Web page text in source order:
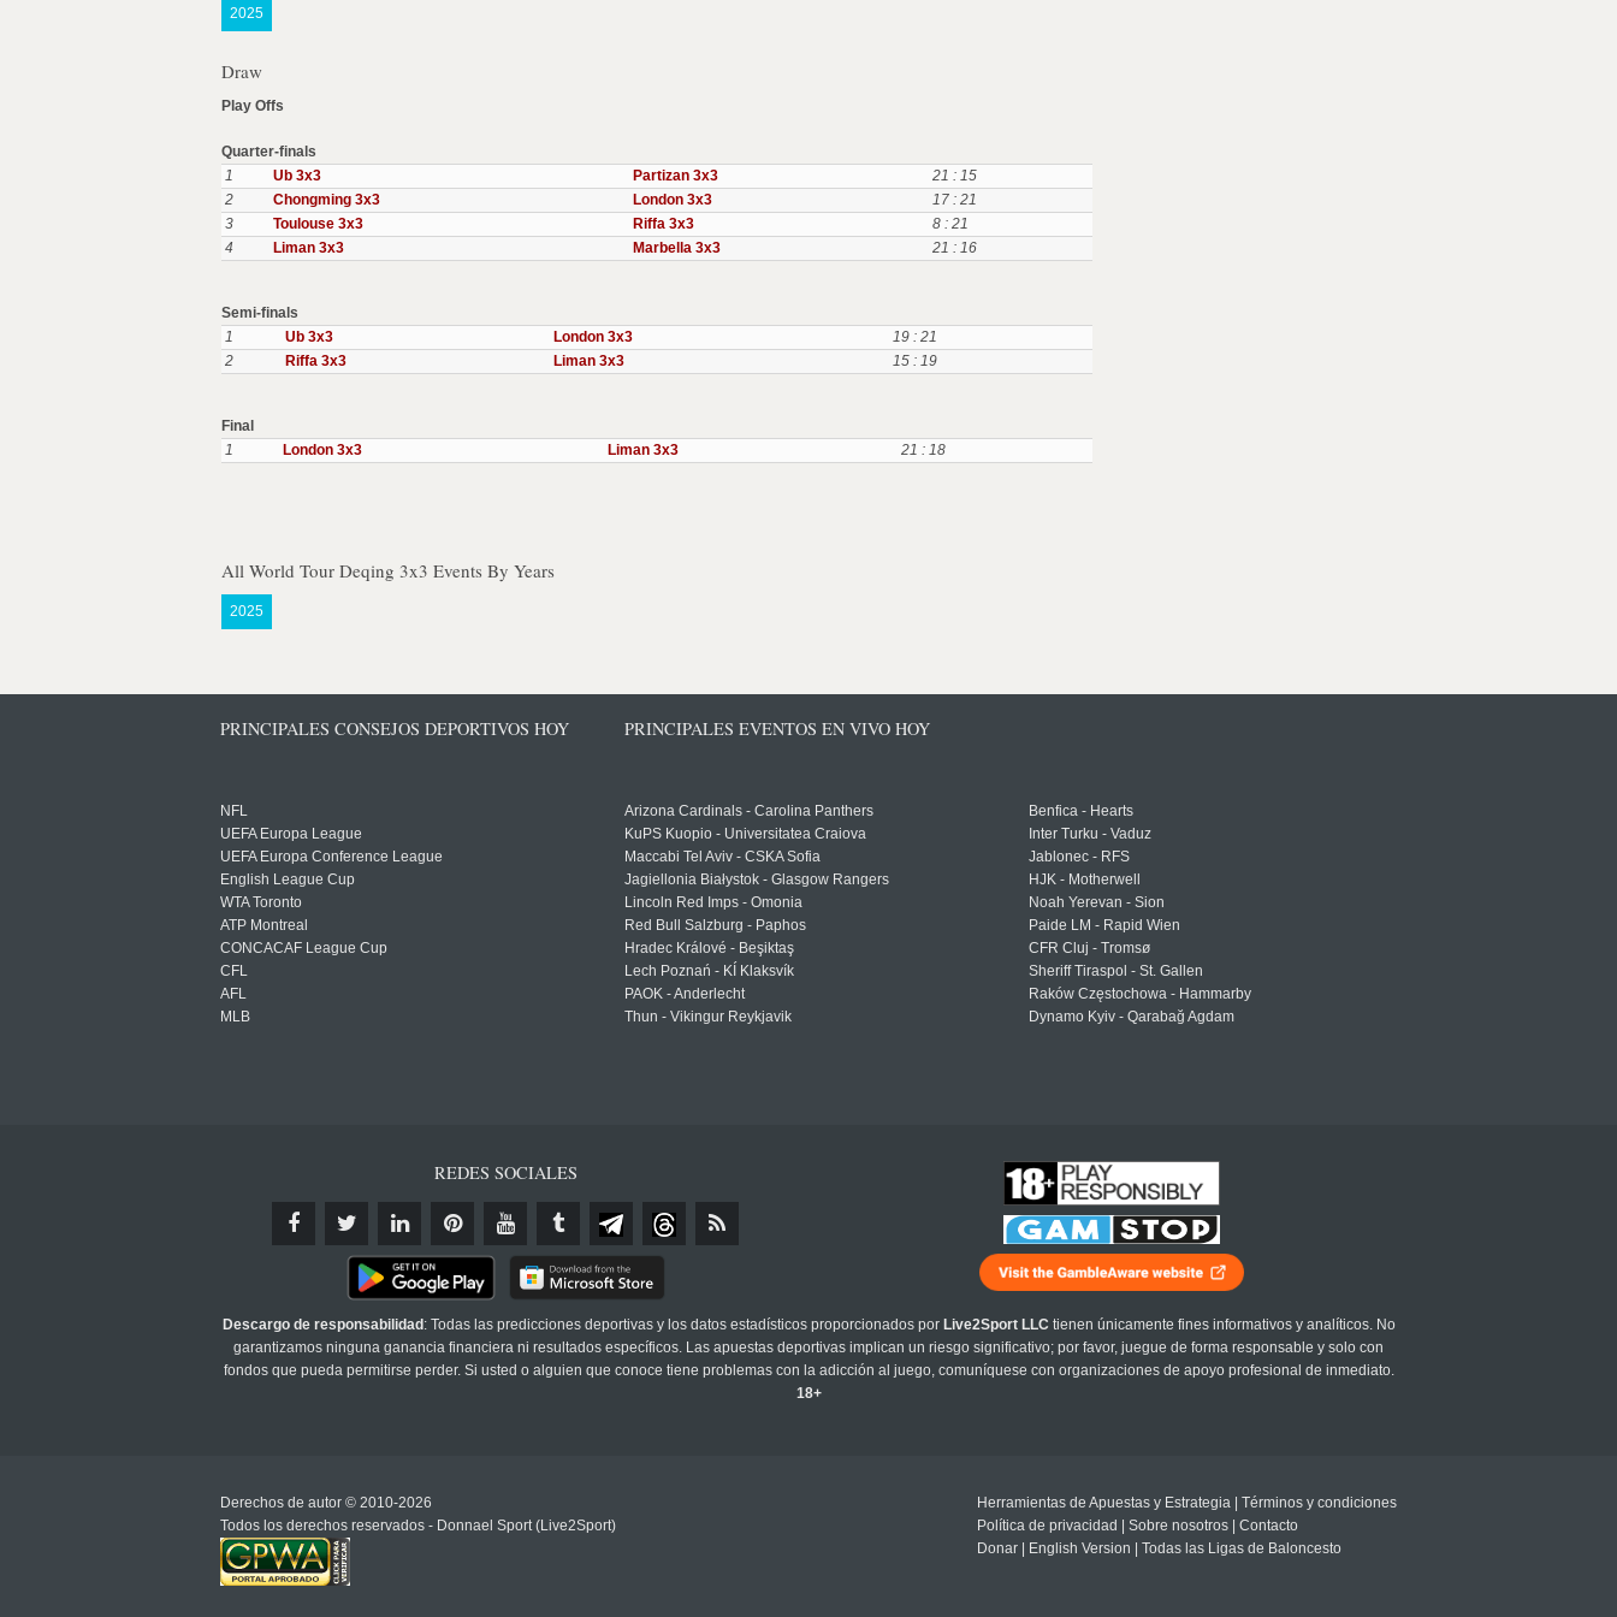
2025
Draw
Play Offs
Quarter-finals
1
Ub 3x3 Partizan 3x3
21 : 15
2
Chongming 3x3 London 3x3
17 : 21
3
Toulouse 3x3 Riffa 3x3
8 : 21
4
Liman 3x3 Marbella 3x3 21 : 16
Semi-finals
1
Ub 3x3 London 3x3
19 : 21
2
Riffa 3x3 Liman 3x3 15 : 19
Final
1
London 3x3 Liman 3x3 21 : 18
All World Tour Deqing 3x3 Events By Years
2025
PRINCIPALES CONSEJOS DEPORTIVOS HOY
NFL
UEFA Europa League
UEFA Europa Conference League
English League Cup
WTA Toronto
ATP Montreal
CONCACAF League Cup
CFL
AFL
MLB
PRINCIPALES EVENTOS EN VIVO HOY
Arizona Cardinals - Carolina Panthers
KuPS Kuopio - Universitatea Craiova
Maccabi Tel Aviv - CSKA Sofia
Jagiellonia Białystok - Glasgow Rangers
Lincoln Red Imps - Omonia
Red Bull Salzburg - Paphos
Hradec Králové - Beşiktaş
Lech Poznań - KÍ Klaksvík
PAOK - Anderlecht
Thun - Vikingur Reykjavik
Benfica - Hearts
Inter Turku - Vaduz
Jablonec - RFS
HJK - Motherwell
Noah Yerevan - Sion
Paide LM - Rapid Wien
CFR Cluj - Tromsø
Sheriff Tiraspol - St. Gallen
Raków Częstochowa - Hammarby
Dynamo Kyiv - Qarabağ Agdam
REDES SOCIALES
Descargo de responsabilidad : Todas las predicciones deportivas y los datos estadísticos proporcionados por Live2Sport LLC tienen únicamente fines informativos y analíticos. No
garantizamos ninguna ganancia financiera ni resultados específicos. Las apuestas deportivas implican un riesgo significativo; por favor, juegue de forma responsable y solo con
fondos que pueda permitirse perder. Si usted o alguien que conoce tiene problemas con la adicción al juego, comuníquese con organizaciones de apoyo profesional de inmediato.
18+
Derechos de autor © 2010-2026
Todos los derechos reservados - Donnael Sport (Live2Sport)
Herramientas de Apuestas y Estrategia
Términos y condiciones
Política de privacidad
Sobre nosotros
Contacto
Donar
English Version Todas las Ligas de Baloncesto